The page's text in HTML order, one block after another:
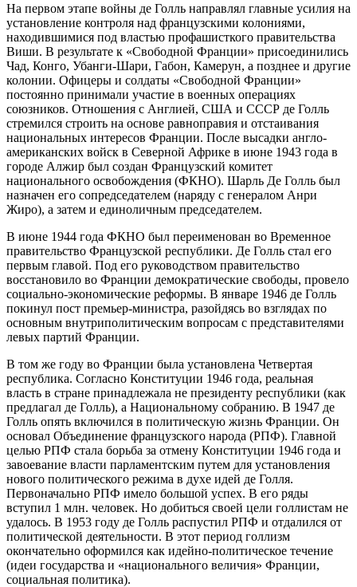
На первом этапе войны де Голль направлял главные усилия на
установление контроля над французскими колониями,
находившимися под властью профашисткого правительства
Виши. В результате к «Свободной Франции» присоединились
Чад, Конго, Убанги-Шари, Габон, Камерун, а позднее и другие
колонии. Офицеры и солдаты «Свободной Франции»
постоянно принимали участие в военных операциях
союзников. Отношения с Англией, США и СССР де Голль
стремился строить на основе равноправия и отстаивания
национальных интересов Франции. После высадки англо-
американских войск в Северной Африке в июне 1943 года в
городе Алжир был создан Французский комитет
национального освобождения (ФКНО). Шарль Де Голль был
назначен его сопредседателем (наряду с генералом Анри
Жиро), а затем и единоличным председателем.
В июне 1944 года ФКНО был переименован во Временное
правительство Французской республики. Де Голль стал его
первым главой. Под его руководством правительство
восстановило во Франции демократические свободы, провело
социально-экономические реформы. В январе 1946 де Голль
покинул пост премьер-министра, разойдясь во взглядах по
основным внутриполитическим вопросам с представителями
левых партий Франции.
В том же году во Франции была установлена Четвертая
республика. Согласно Конституции 1946 года, реальная
власть в стране принадлежала не президенту республики (как
предлагал де Голль), а Национальному собранию. В 1947 де
Голль опять включился в политическую жизнь Франции. Он
основал Объединение французского народа (РПФ). Главной
целью РПФ стала борьба за отмену Конституции 1946 года и
завоевание власти парламентским путем для установления
нового политического режима в духе идей де Голля.
Первоначально РПФ имело большой успех. В его ряды
вступил 1 млн. человек. Но добиться своей цели голлистам не
удалось. В 1953 году де Голль распустил РПФ и отдалился от
политической деятельности. В этот период голлизм
окончательно оформился как идейно-политическое течение
(идеи государства и «национального величия» Франции,
социальная политика).